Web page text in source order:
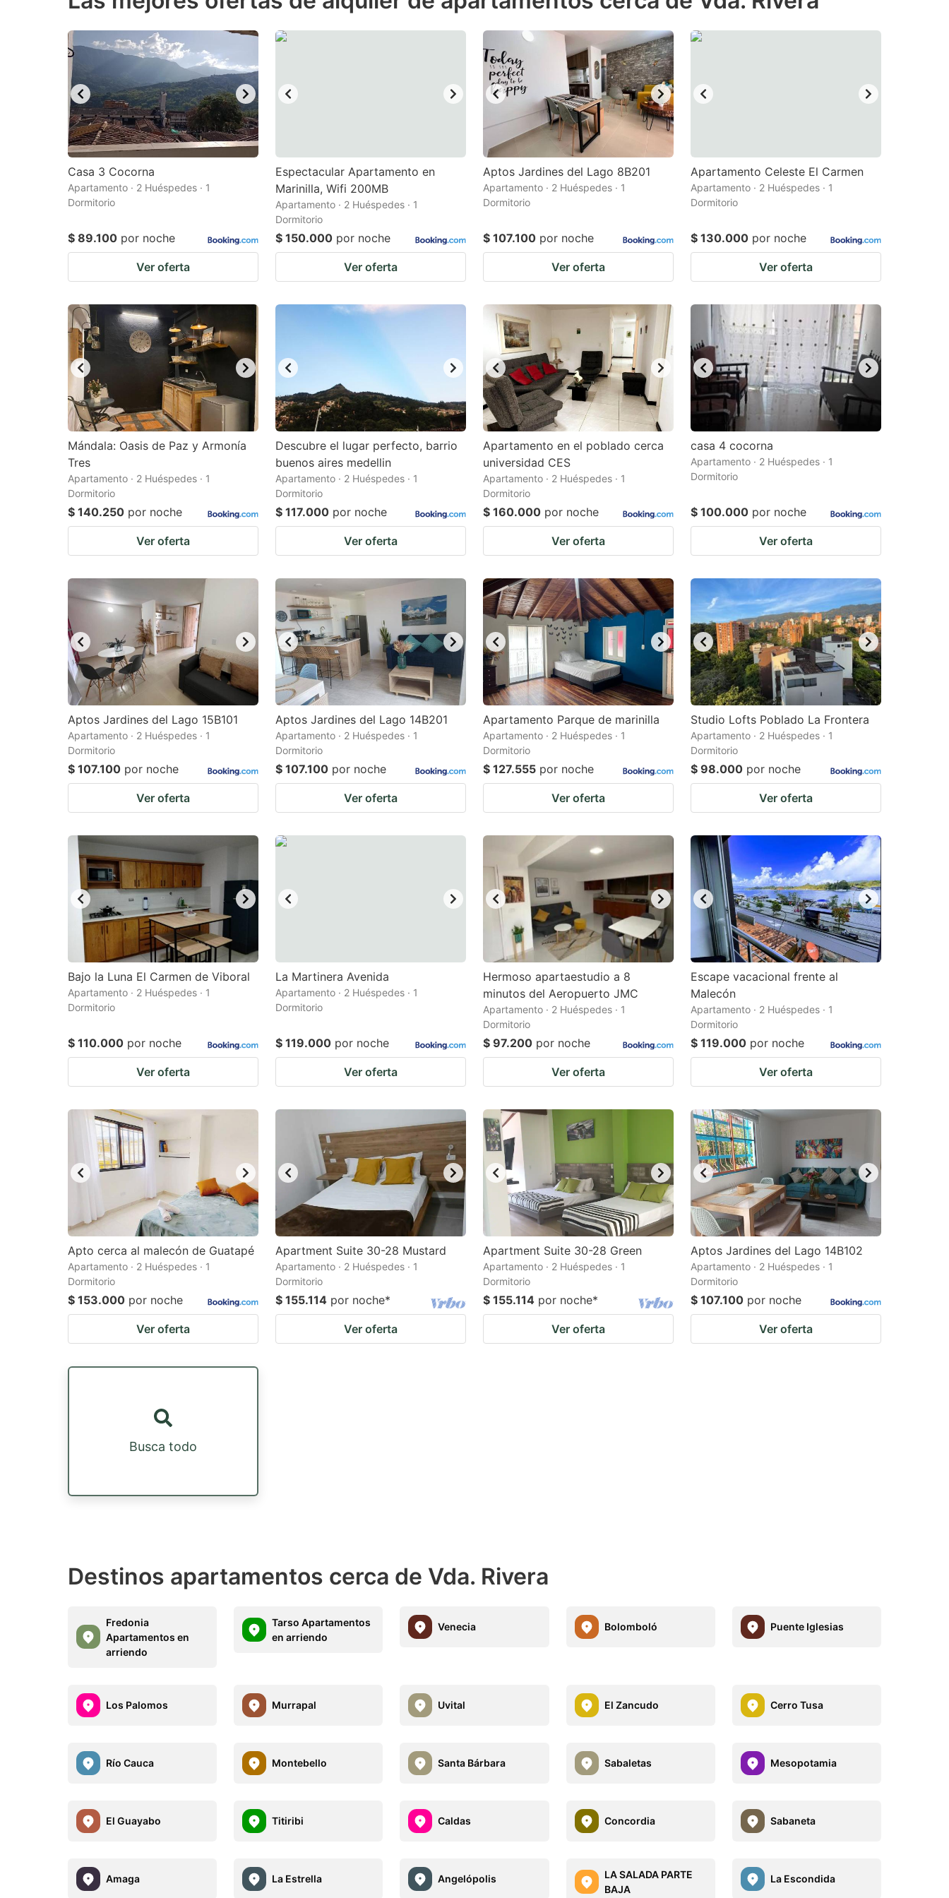
mark
to
get
the
keyboard
shortcuts
for
changing
dates.
shortcuts
for
changing
dates.
Casa 3 Cocorna
Apartamento · 2 Huéspedes · 1
Dormitorio
$ 89.100 por noche
Ver oferta
Espectacular Apartamento en
Marinilla, Wifi 200MB
Apartamento · 2 Huéspedes · 1
Dormitorio
$ 150.000 por noche
Ver oferta
Aptos Jardines del Lago 8B201
Apartamento · 2 Huéspedes · 1
Dormitorio
$ 107.100 por noche
Ver oferta
Apartamento Celeste El Carmen
Apartamento · 2 Huéspedes · 1
Dormitorio
$ 130.000 por noche
Ver oferta
Mándala: Oasis de Paz y Armonía
Tres
Apartamento · 2 Huéspedes · 1
Dormitorio
$ 140.250 por noche
Ver oferta
Descubre el lugar perfecto, barrio
buenos aires medellin
Apartamento · 2 Huéspedes · 1
Dormitorio
$ 117.000 por noche
Ver oferta
Apartamento en el poblado cerca
universidad CES
Apartamento · 2 Huéspedes · 1
Dormitorio
$ 160.000 por noche
Ver oferta
casa 4 cocorna
Apartamento · 2 Huéspedes · 1
Dormitorio
$ 100.000 por noche
Ver oferta
Aptos Jardines del Lago 15B101
Apartamento · 2 Huéspedes · 1
Dormitorio
$ 107.100 por noche
Ver oferta
Aptos Jardines del Lago 14B201
Apartamento · 2 Huéspedes · 1
Dormitorio
$ 107.100 por noche
Ver oferta
Apartamento Parque de marinilla
Apartamento · 2 Huéspedes · 1
Dormitorio
$ 127.555 por noche
Ver oferta
Studio Lofts Poblado La Frontera
Apartamento · 2 Huéspedes · 1
Dormitorio
$ 98.000 por noche
Ver oferta
Bajo la Luna El Carmen de Viboral
Apartamento · 2 Huéspedes · 1
Dormitorio
$ 110.000 por noche
Ver oferta
La Martinera Avenida
Apartamento · 2 Huéspedes · 1
Dormitorio
$ 119.000 por noche
Ver oferta
Hermoso apartaestudio a 8
minutos del Aeropuerto JMC
Apartamento · 2 Huéspedes · 1
Dormitorio
$ 97.200 por noche
Ver oferta
Escape vacacional frente al
Malecón
Apartamento · 2 Huéspedes · 1
Dormitorio
$ 119.000 por noche
Ver oferta
Apto cerca al malecón de Guatapé
Apartamento · 2 Huéspedes · 1
Dormitorio
$ 153.000 por noche
Ver oferta
Apartment Suite 30-28 Mustard
Apartamento · 2 Huéspedes · 1
Dormitorio
$ 155.114 por noche*
Ver oferta
Apartment Suite 30-28 Green
Apartamento · 2 Huéspedes · 1
Dormitorio
$ 155.114 por noche*
Ver oferta
Aptos Jardines del Lago 14B102
Apartamento · 2 Huéspedes · 1
Dormitorio
$ 107.100 por noche
Ver oferta
Busca todo
Destinos apartamentos cerca de Vda. Rivera
Fredonia
Apartamentos en
arriendo
Tarso Apartamentos
en arriendo
Venecia Bolomboló Puente Iglesias
Los Palomos Murrapal Uvital El Zancudo Cerro Tusa
Río Cauca Montebello Santa Bárbara Sabaletas Mesopotamia
El Guayabo Titiribi Caldas Concordia Sabaneta
Amaga La Estrella Angelópolis
LA SALADA PARTE
BAJA
La Escondida